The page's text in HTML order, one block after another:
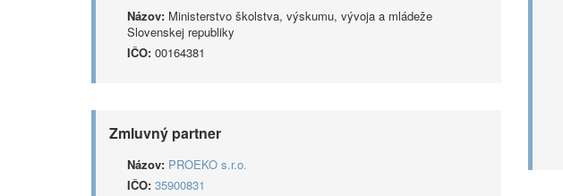
Názov: Ministerstvo školstva, výskumu, vývoja a mládeže
Slovenskej republiky
IČO: 00164381
Zmluvný partner
Názov: PROEKO s.r.o.
IČO: 35900831